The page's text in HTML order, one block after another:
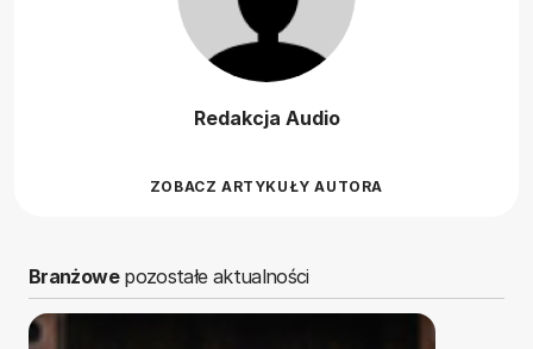
Redakcja Audio
ZOBACZ ARTYKUŁY AUTORA
Branżowepozostałe aktualności